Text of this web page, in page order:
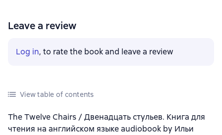
Leave a review
Log in, to rate the book and leave a review
View table of contents
The Twelve Chairs / Двенадцать стульев. Книга для
чтения на английском языке audiobook by Ильи